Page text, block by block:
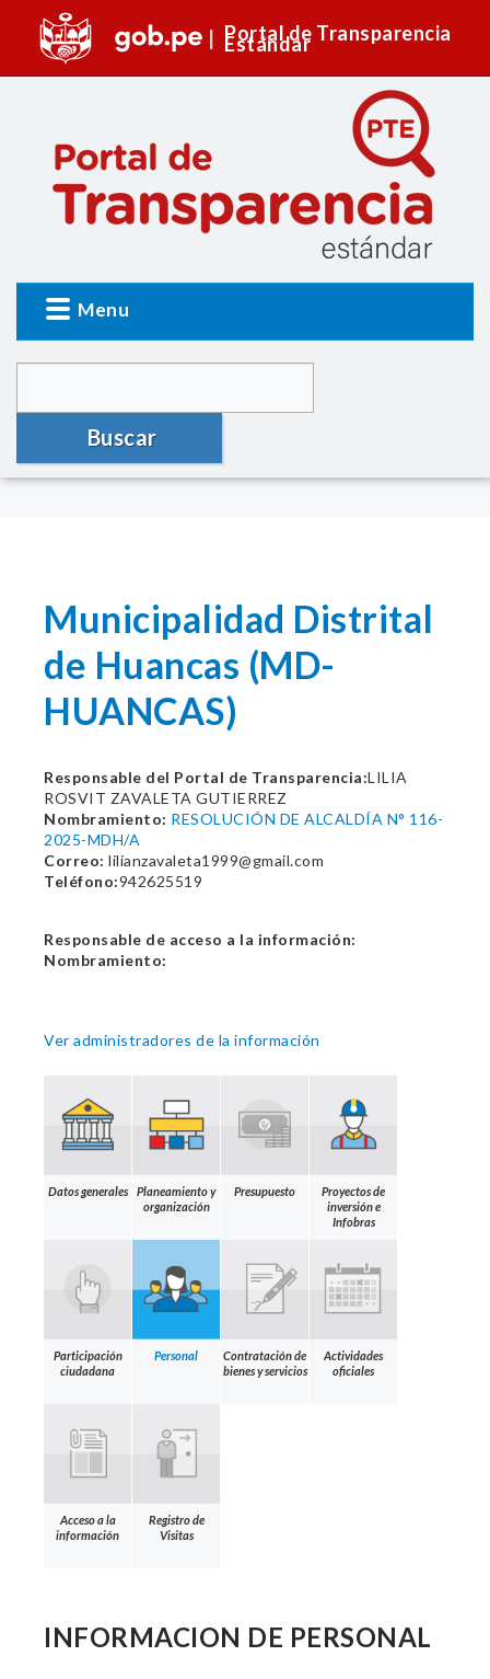
Portal de Transparencia
Estándar
Menu
Buscar
Municipalidad Distrital
de Huancas (MD-
HUANCAS)
Responsable del Portal de Transparencia:LILIA
ROSVIT ZAVALETA GUTIERREZ
Nombramiento: RESOLUCIÓN DE ALCALDÍA N° 116-
2025-MDH/A
Correo: lilianzavaleta1999@gmail.com
Teléfono:942625519
Responsable de acceso a la información:
Nombramiento:
Ver administradores de la información
Datos generales
Planeamiento y
organización
Presupuesto
Proyectos de
inversión e
Infobras
Participación
ciudadana
Personal
Contratación de
bienes y servicios
Actividades
oficiales
Acceso a la
información
Registro de
Visitas
INFORMACION DE PERSONAL